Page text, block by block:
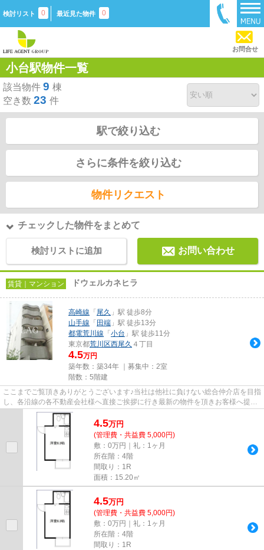
検討リスト 0 最近見た物件 0
お問合せ
小台駅物件一覧
該当物件 9 棟
空き数 23 件
駅で絞り込む
さらに条件を絞り込む
物件リクエスト
チェックした物件をまとめて
検討リストに追加 お問い合わせ
賃貸｜マンション ドウェルカネヒラ
高崎線 「 尾久 」駅 徒歩8分
山手線 「 田端 」駅 徒歩13分
都電荒川線 「 小台 」駅 徒歩11分
東京都荒川区西尾久 ４丁目
4.5万円
築年数：築34年 ｜募集中： 2室
階数：5階建
ここまでご覧頂きありがとうございます♪当社は他社に負けない総合仲介店を目指
し、各沿線の各不動産会社様へ直接ご挨拶に行き最新の物件を頂きお客様へ提供
しております！最新の情報は...
4.5万円
(管理費・共益費 5,000円)
敷：0万円｜礼：1ヶ月
所在階：4階
間取り：1R
面積：15.20㎡
4.5万円
(管理費・共益費 5,000円)
敷：0万円｜礼：1ヶ月
所在階：4階
間取り：1R